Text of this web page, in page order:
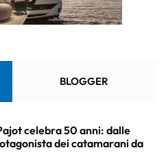
BLOGGER
celebra 50 anni: dalle
dei catamarani da